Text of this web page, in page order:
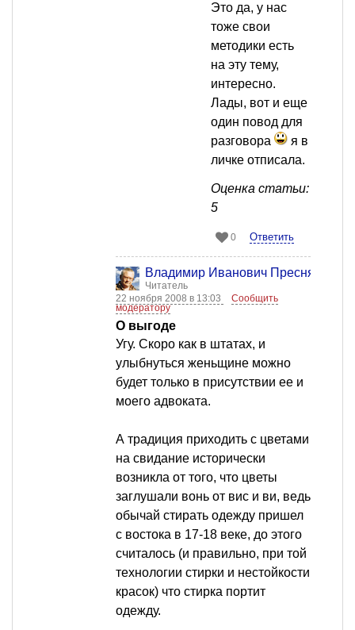
Это да, у нас
тоже свои
методики есть
на эту тему,
интересно.
Лады, вот и еще
один повод для
разговора
я в
личке отписала.
Оценка статьи:
5
0 Ответить
Владимир Иванович Пресняков
Читатель
22 ноября 2008 в 13:03
Сообщить
модератору
О выгоде
Угу. Скоро как в штатах, и
улыбнуться женьщине можно
будет только в присутствии ее и
моего адвоката.
А традиция приходить с цветами
на свидание исторически
возникла от того, что цветы
заглушали вонь от вис и ви, ведь
обычай стирать одежду пришел
с востока в 17-18 веке, до этого
считалось (и правильно, при той
технологии стирки и нестойкости
красок) что стирка портит
одежду.